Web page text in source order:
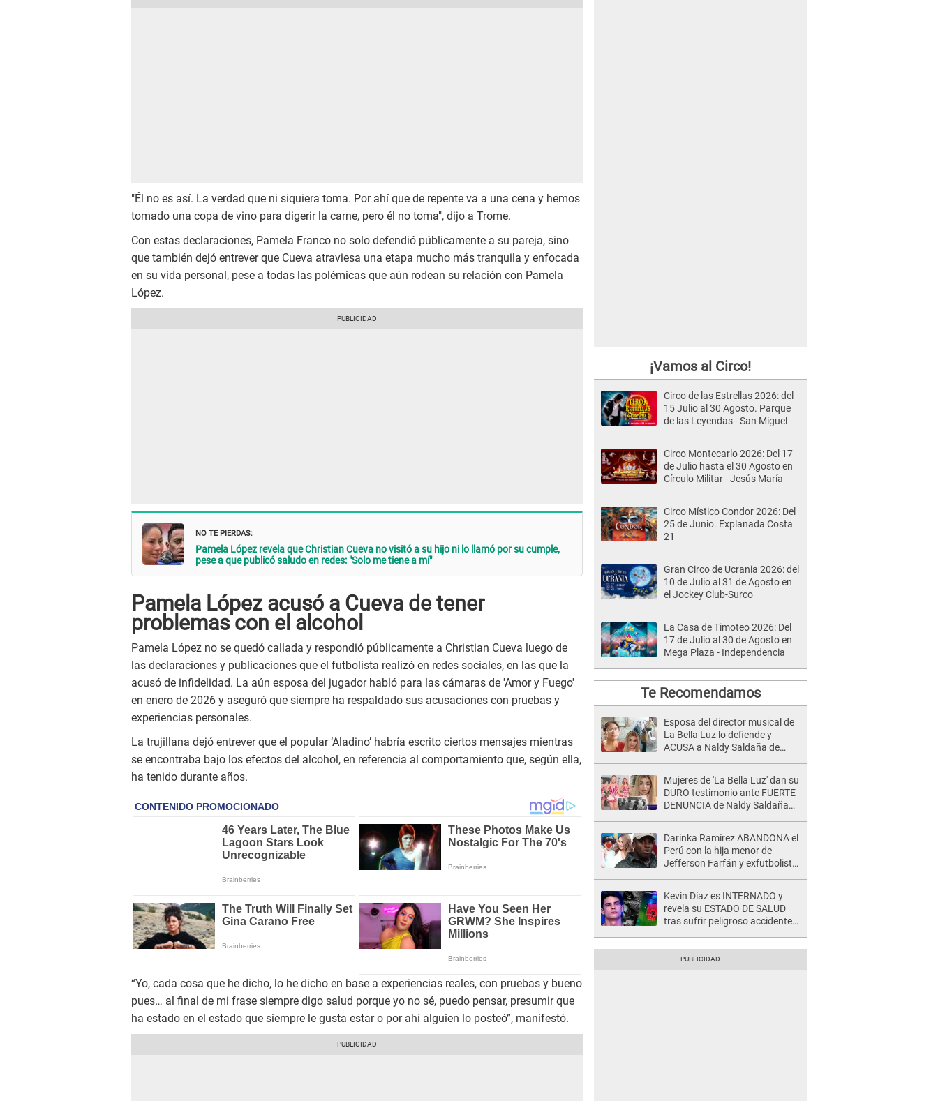
"Él no es así. La verdad que ni siquiera toma. Por ahí que de repente va a una cena y hemos
tomado una copa de vino para digerir la carne, pero él no toma", dijo a Trome.
Con estas declaraciones, Pamela Franco no solo defendió públicamente a su pareja, sino
que también dejó entrever que Cueva atraviesa una etapa mucho más tranquila y enfocada
en su vida personal, pese a todas las polémicas que aún rodean su relación con Pamela
López.
NO TE PIERDAS:
Pamela López revela que Christian Cueva no visitó a su hijo ni lo llamó por su cumple,
pese a que publicó saludo en redes: "Solo me tiene a mí"
Pamela López acusó a Cueva de tener
problemas con el alcohol
Pamela López no se quedó callada y respondió públicamente a Christian Cueva luego de
las declaraciones y publicaciones que el futbolista realizó en redes sociales, en las que la
acusó de infidelidad. La aún esposa del jugador habló para las cámaras de 'Amor y Fuego'
en enero de 2026 y aseguró que siempre ha respaldado sus acusaciones con pruebas y
experiencias personales.
La trujillana dejó entrever que el popular ‘Aladino’ habría escrito ciertos mensajes mientras
se encontraba bajo los efectos del alcohol, en referencia al comportamiento que, según ella,
ha tenido durante años.
“Yo, cada cosa que he dicho, lo he dicho en base a experiencias reales, con pruebas y bueno
pues… al final de mi frase siempre digo salud porque yo no sé, puedo pensar, presumir que
ha estado en el estado que siempre le gusta estar o por ahí alguien lo posteó”, manifestó.
¡Vamos al Circo!
Circo de las Estrellas 2026: del
15 Julio al 30 Agosto. Parque
de las Leyendas - San Miguel
Circo Montecarlo 2026: Del 17
de Julio hasta el 30 Agosto en
Círculo Militar - Jesús María
Circo Místico Condor 2026: Del
25 de Junio. Explanada Costa
21
Gran Circo de Ucrania 2026: del
10 de Julio al 31 de Agosto en
el Jockey Club-Surco
La Casa de Timoteo 2026: Del
17 de Julio al 30 de Agosto en
Mega Plaza - Independencia
Te Recomendamos
Esposa del director musical de
La Bella Luz lo defiende y
ACUSA a Naldy Saldaña de
Mujeres de 'La Bella Luz' dan su
DURO testimonio ante FUERTE
DENUNCIA de Naldy Saldaña
Darinka Ramírez ABANDONA el
Perú con la hija menor de
Jefferson Farfán y exfutbolista
Kevin Díaz es INTERNADO y
revela su ESTADO DE SALUD
tras sufrir peligroso accidente